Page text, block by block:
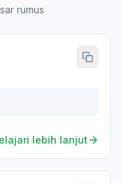
rumus
lebih lanjut